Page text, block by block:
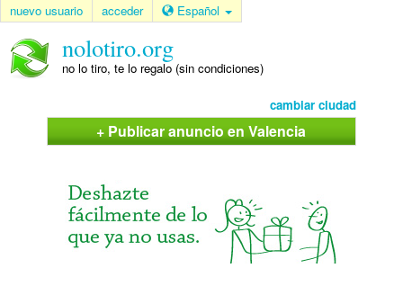
nuevo usuario acceder Español
nolotiro.org
no lo tiro, te lo regalo (sin condiciones)
cambiar ciudad
+ Publicar anuncio en Valencia